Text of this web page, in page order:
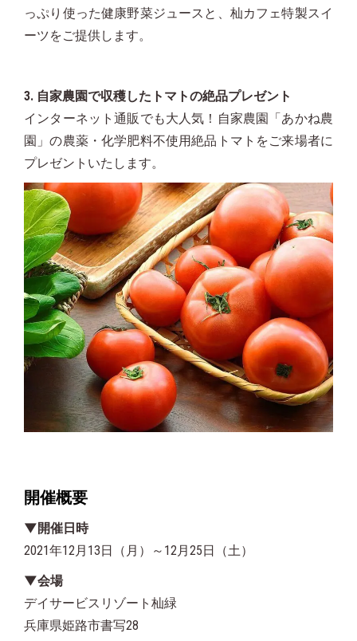
っぷり使った健康野菜ジュースと、杣カフェ特製スイ
ーツをご提供します。
3. 自家農園で収穫したトマトの絶品プレゼント
インターネット通販でも大人気！自家農園「あかね農
園」の農薬・化学肥料不使用絶品トマトをご来場者に
プレゼントいたします。
開催概要
▼開催日時
2021年12月13日（月）～12月25日（土）
▼会場
デイサービスリゾート杣緑
兵庫県姫路市書写28